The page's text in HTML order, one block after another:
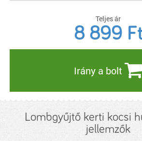
Teljes ár
8 899 Ft
Irány a bolt
Lombgyűjtő kerti kocsi
jellemzők